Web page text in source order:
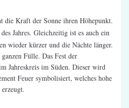
die Kraft der Sonne ihren Höhepunkt.
Jahres. Gleichzeitig ist es auch ein
wieder kürzer und die Nächte länger.
Fülle. Das Fest der
Jahreskreis im Süden. Dieser wird
Feuer symbolisiert, welches hohe